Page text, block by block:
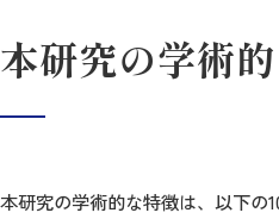
本研究の学術
本研究の学術的な特徴は、以下の